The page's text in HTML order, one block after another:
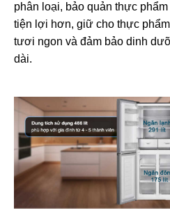
phân loại, bảo quản thực
tiện lợi hơn, giữ cho thực
tươi ngon và đảm bảo dinh
dài.